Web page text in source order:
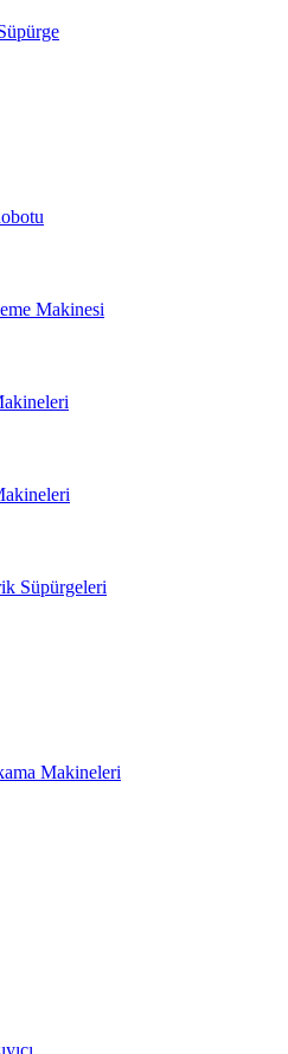
Makinesi
Süpürgeleri
Makineleri